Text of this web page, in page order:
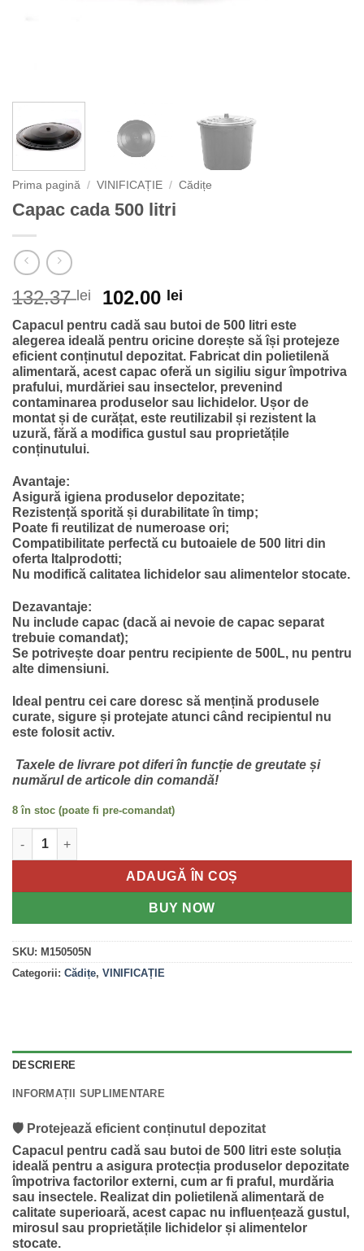
Prima pagină / VINIFICAȚIE / Cădițe
Capac cada 500 litri
132.37 lei
Prețul
inițial
a
fost:
132.37 lei.
102.00 lei
curent
este:
102.00 lei.
Capacul pentru cadă sau butoi de 500 litri este
alegerea ideală pentru oricine dorește să își protejeze
eficient conținutul depozitat. Fabricat din polietilenă
alimentară, acest capac oferă un sigiliu sigur împotriva
prafului, murdăriei sau insectelor, prevenind
contaminarea produselor sau lichidelor. Ușor de
montat și de curățat, este reutilizabil și rezistent la
uzură, fără a modifica gustul sau proprietățile
conținutului.
Avantaje:
Asigură igiena produselor depozitate;
Rezistență sporită și durabilitate în timp;
Poate fi reutilizat de numeroase ori;
Compatibilitate perfectă cu butoaiele de 500 litri din
oferta Italprodotti;
Nu modifică calitatea lichidelor sau alimentelor stocate.
Dezavantaje:
Nu include capac (dacă ai nevoie de capac separat
trebuie comandat);
Se potrivește doar pentru recipiente de 500L, nu pentru
alte dimensiuni.
Ideal pentru cei care doresc să mențină produsele
curate, sigure și protejate atunci când recipientul nu
este folosit activ.
Taxele de livrare pot diferi în funcție de greutate și
numărul de articole din comandă!
8 în stoc (poate fi pre-comandat)
ADAUGĂ ÎN COȘ
BUY NOW
SKU: M150505N
Categorii: Cădițe, VINIFICAȚIE
DESCRIERE
INFORMAȚII SUPLIMENTARE
🛡️ Protejează eficient conținutul depozitat
Capacul pentru cadă sau butoi de 500 litri este soluția
ideală pentru a asigura protecția produselor depozitate
împotriva factorilor externi, cum ar fi praful, murdăria
sau insectele. Realizat din polietilenă alimentară de
calitate superioară, acest capac nu influențează gustul,
mirosul sau proprietățile lichidelor și alimentelor
stocate.